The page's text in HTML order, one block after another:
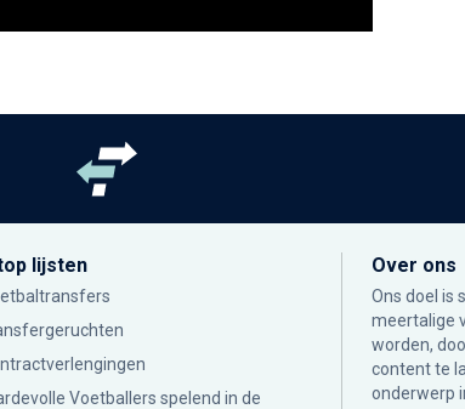
lijsten
Voetballers spelend in de
Over ons
Ons doel is
meertalige
worden,
content te
onderwerp